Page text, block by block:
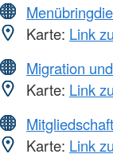
Karte: Link
Migration
Karte: Link
Mitgliedschaft
Karte: Link